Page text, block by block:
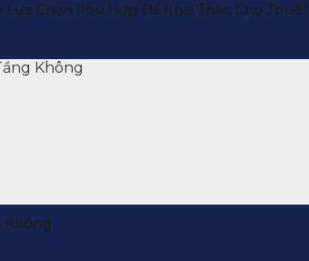
Chọn Phù Hợp Để Khai Thác Cho Thuê?
Không